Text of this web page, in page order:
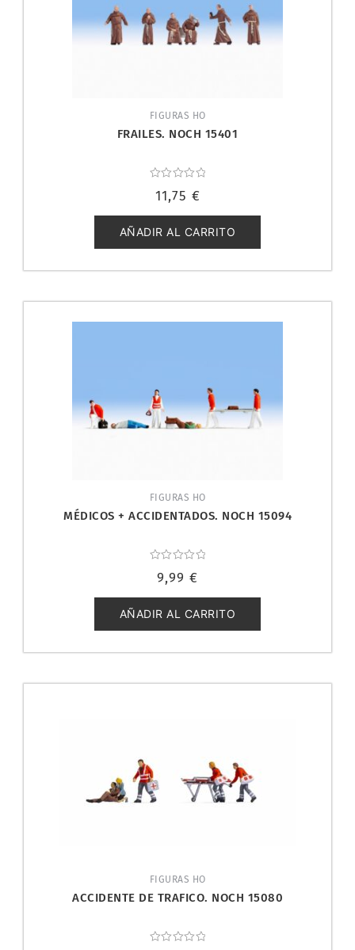
FIGURAS HO
FRAILES. NOCH 15401
con
de
5
11,75 €
AÑADIR AL CARRITO
FIGURAS HO
MÉDICOS + ACCIDENTADOS. NOCH 15094
con
de
5
9,99 €
AÑADIR AL CARRITO
FIGURAS HO
ACCIDENTE DE TRAFICO. NOCH 15080